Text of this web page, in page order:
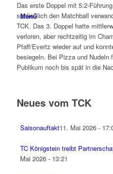
Menü
Das erste Doppel mit 5:2-
schließlich den Matchball
TCK. Das 3. Doppel hatte
verloren, aber rechtzeitig im
Pfaff/Evertz wieder auf und
besiegeln. Bei Pizza und Nudeln
Publikum noch bis spät in die
Neues vom TCK
Saisonauftakt11. Mai 2026 -
TC Königstein treibt
Mai 2026 - 13:21